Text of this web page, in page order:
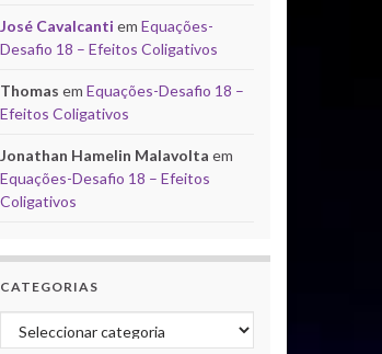
José Cavalcanti em Equações-
Desafio 18 – Efeitos Coligativos
Thomas em Equações-Desafio 18 –
Efeitos Coligativos
Jonathan Hamelin Malavolta em
Equações-Desafio 18 – Efeitos
Coligativos
CATEGORIAS
Categorias